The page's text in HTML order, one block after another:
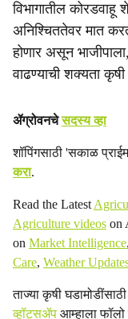
विभागातील कोरडवाहू
अनिश्चिततेवर मात
होणार असून
वाढण्याची शक्यता
ॲग्रोवनचेसदस्य व्हा
शॉपिंगसाठी 'सकाळ
करा.
Read the Latest
Agriculture videos on
on Market Intelligence,
Care, Weather
ताज्या कृषी
व्हॉट्सॲप आम्हाला